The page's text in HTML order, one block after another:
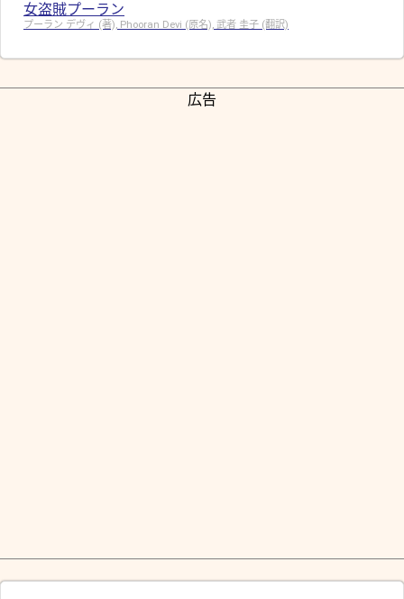
女盗賊プーラン
プーラン デヴィ (著), Phooran Devi (原名), 武者 圭子 (翻訳)
広告